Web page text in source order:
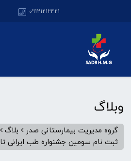
09121212421
وبلاگ
گروه مدیریت بیمارستانی صدر بلاگ
ثبت نام سومین جشنواره طب ایرانی تا ۵ دی ماه